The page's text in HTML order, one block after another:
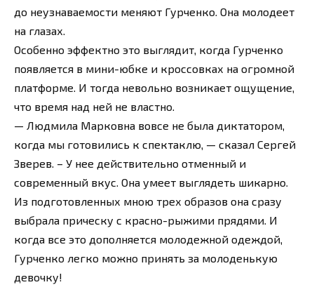
до неузнаваемости меняют Гурченко. Она молодеет
на глазах.
Особенно эффектно это выглядит, когда Гурченко
появляется в мини-юбке и кроссовках на огромной
платформе. И тогда невольно возникает ощущение,
что время над ней не властно.
— Людмила Марковна вовсе не была диктатором,
когда мы готовились к спектаклю, — сказал Сергей
Зверев. – У нее действительно отменный и
современный вкус. Она умеет выглядеть шикарно.
Из подготовленных мною трех образов она сразу
выбрала прическу с красно-рыжими прядями. И
когда все это дополняется молодежной одеждой,
Гурченко легко можно принять за молоденькую
девочку!